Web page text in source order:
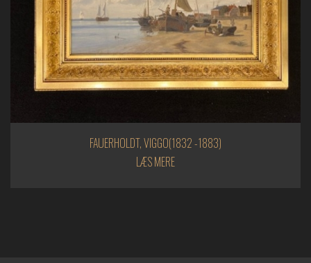
FAUERHOLDT, VIGGO(1832 -1883)
LÆS MERE